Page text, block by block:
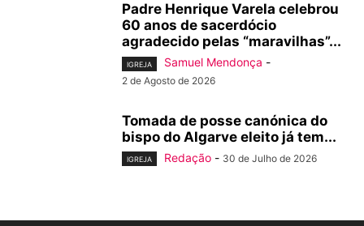
Padre Henrique Varela celebrou
60 anos de sacerdócio
agradecido pelas “maravilhas”...
IGREJA Samuel Mendonça -
2 de Agosto de 2026
Tomada de posse canónica do
bispo do Algarve eleito já tem...
IGREJA Redação - 30 de Julho de 2026